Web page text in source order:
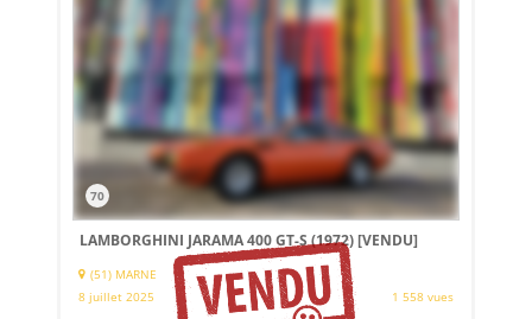
70
LAMBORGHINI JARAMA 400 GT-S (1972)[VENDU]
(51) MARNE
8 juillet 2025
1 558 vues